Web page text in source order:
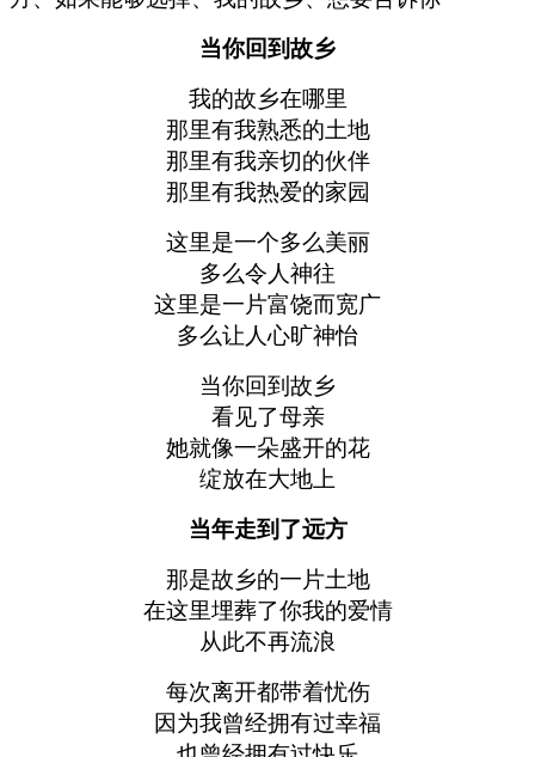
当你回到故乡
我的故乡在哪里
那里有我熟悉的土地
那里有我亲切的伙伴
那里有我热爱的家园
这里是一个多么美丽
多么令人神往
这里是一片富饶而宽广
多么让人心旷神怡
当你回到故乡
看见了母亲
她就像一朵盛开的花
绽放在大地上
当年走到了远方
那是故乡的一片土地
在这里埋葬了你我的爱情
从此不再流浪
每次离开都带着忧伤
因为我曾经拥有过幸福